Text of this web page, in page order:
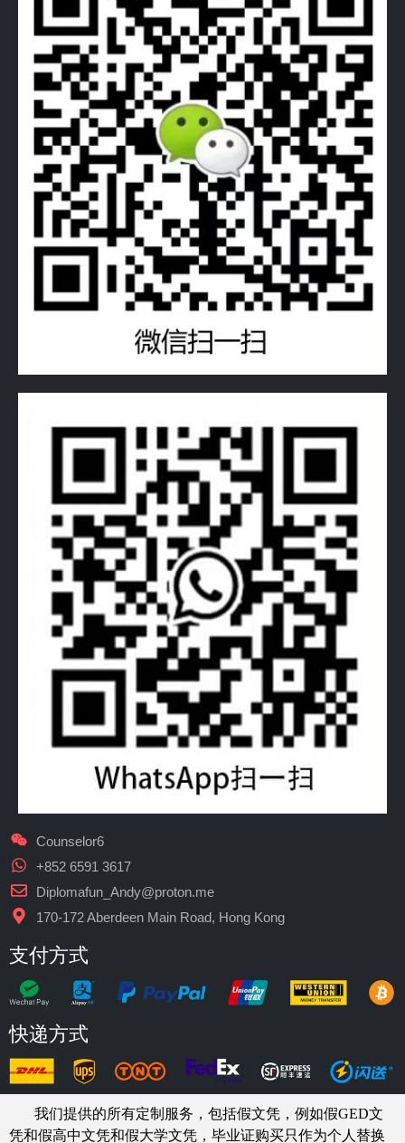
Counselor6
+852 6591 3617
Diplomafun_Andy@proton.me
170-172 Aberdeen Main Road, Hong Kong
支付方式
快递方式
我们提供的所有定制服务，包括假文凭，例如假GED文
凭和假高中文凭和假大学文凭， 毕业证购买只作为个人替换